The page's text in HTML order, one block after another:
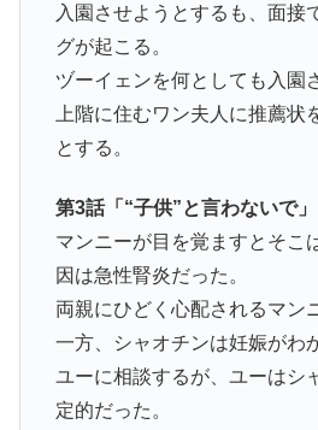
入園させようとするも、面接
グが起こる。
ヅーイェンを何としても入園
上階に住むワン夫人に推薦状
とする。
第3話「“子供”と言わないで」
マンニーが目を覚ますとそこ
因は急性腎炎だった。
両親にひどく心配されるマン
一方、シャオチンは妊娠がわ
ユーに相談するが、ユーはシ
定的だった。